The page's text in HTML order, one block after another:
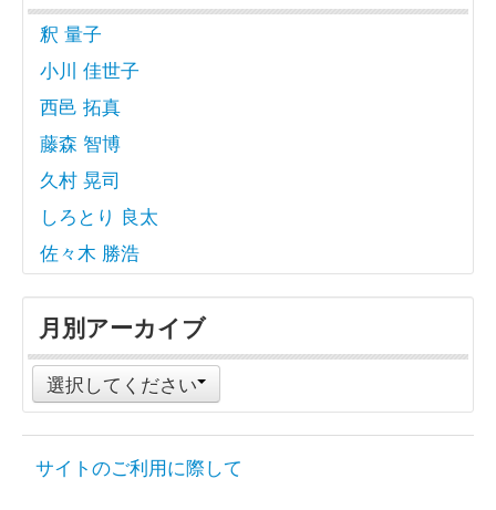
釈 量子
小川 佳世子
西邑 拓真
藤森 智博
久村 晃司
しろとり 良太
佐々木 勝浩
月別アーカイブ
選択してください
サイトのご利用に際して